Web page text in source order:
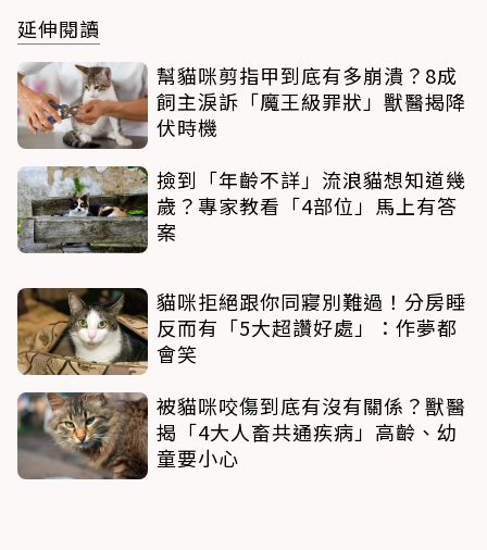
延伸閱讀
幫貓咪剪指甲到底有多崩潰？8成
飼主淚訴「魔王級罪狀」獸醫揭降
伏時機
撿到「年齡不詳」流浪貓想知道幾
歲？專家教看「4部位」馬上有答
案
貓咪拒絕跟你同寢別難過！分房睡
反而有「5大超讚好處」：作夢都
會笑
被貓咪咬傷到底有沒有關係？獸醫
揭「4大人畜共通疾病」高齡、幼
童要小心